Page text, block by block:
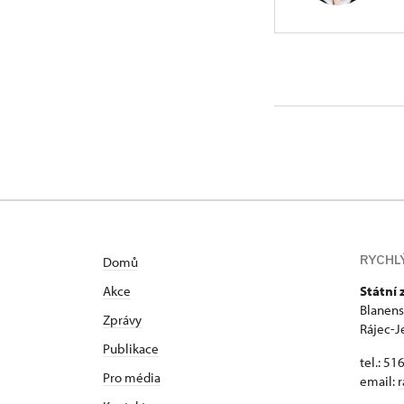
osmiletého
Domů
Akce
Zprávy
Publikace
Pro média
Státní
Rájec-
tel.:
email: